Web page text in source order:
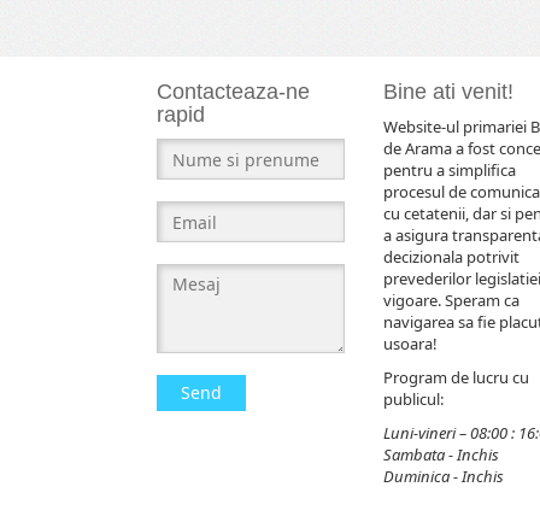
Contacteaza-ne
rapid
Send
Bine ati venit!
Website-ul primariei
de Arama a fost
pentru a simplifica
procesul de
cu cetatenii, dar si
a asigura
decizionala potrivit
prevederilor
vigoare. Speram ca
navigarea sa fie
usoara!
Program de lucru cu
publicul:
Luni-vineri – 08:00 :
Sambata - Inchis
Duminica - Inchis